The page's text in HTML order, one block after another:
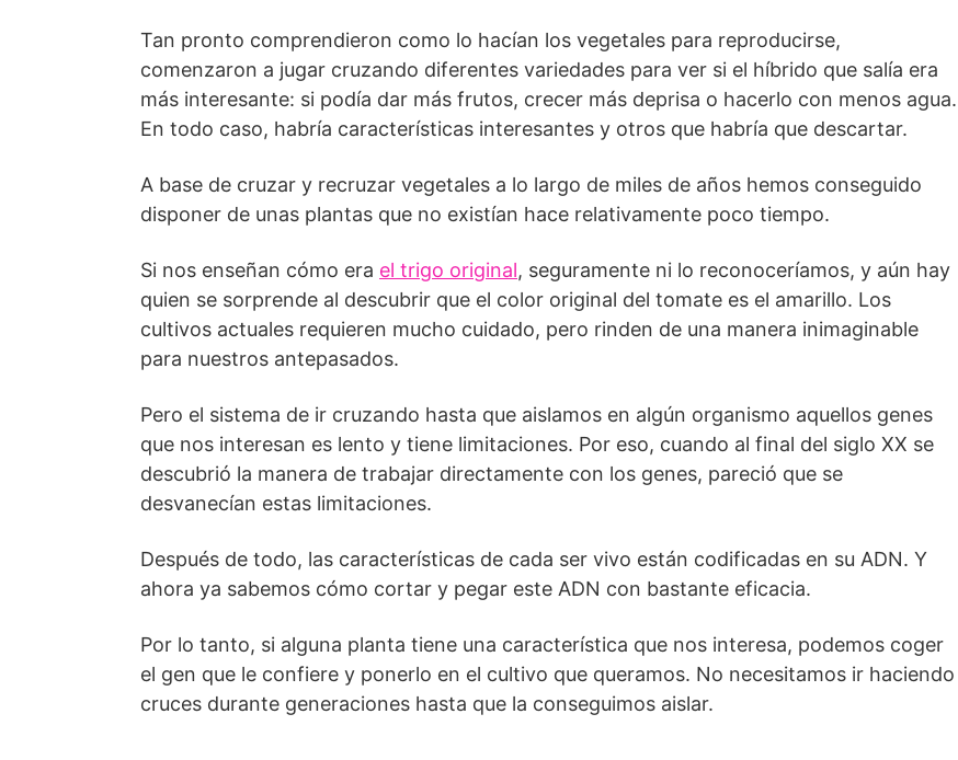
Tan pronto comprendieron como lo hacían los vegetales para reproducirse,
comenzaron a jugar cruzando diferentes variedades para ver si el híbrido que salía era
más interesante: si podía dar más frutos, crecer más deprisa o hacerlo con menos agua.
En todo caso, habría características interesantes y otros que habría que descartar.
A base de cruzar y recruzar vegetales a lo largo de miles de años hemos conseguido
disponer de unas plantas que no existían hace relativamente poco tiempo.
Si nos enseñan cómo era el trigo original, seguramente ni lo reconoceríamos, y aún hay
quien se sorprende al descubrir que el color original del tomate es el amarillo. Los
cultivos actuales requieren mucho cuidado, pero rinden de una manera inimaginable
para nuestros antepasados.
Pero el sistema de ir cruzando hasta que aislamos en algún organismo aquellos genes
que nos interesan es lento y tiene limitaciones. Por eso, cuando al final del siglo XX se
descubrió la manera de trabajar directamente con los genes, pareció que se
desvanecían estas limitaciones.
Después de todo, las características de cada ser vivo están codificadas en su ADN. Y
ahora ya sabemos cómo cortar y pegar este ADN con bastante eficacia.
Por lo tanto, si alguna planta tiene una característica que nos interesa, podemos coger
el gen que le confiere y ponerlo en el cultivo que queramos. No necesitamos ir haciendo
cruces durante generaciones hasta que la conseguimos aislar.